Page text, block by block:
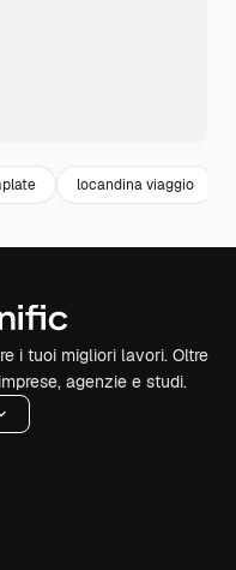
locandina viaggio
i tuoi migliori lavori. Oltre
agenzie e studi.